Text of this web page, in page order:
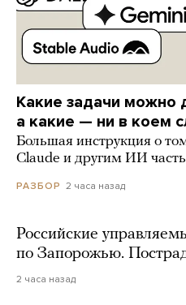
Какие задачи можно
а какие — ни в коем
Большая инструкция о
Claude и другим ИИ
РАЗБОР 2 часа назад
Российские
по Запорожью.
2 часа назад